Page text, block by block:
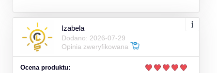
Izabela
Dodano: 2026-07-29
Opinia zweryfikowana
Ocena produktu: